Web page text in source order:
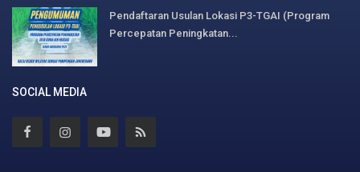
Pendaftaran Usulan Lokasi P3-TGAI (Program
Percepatan Peningkatan...
SOCIAL MEDIA